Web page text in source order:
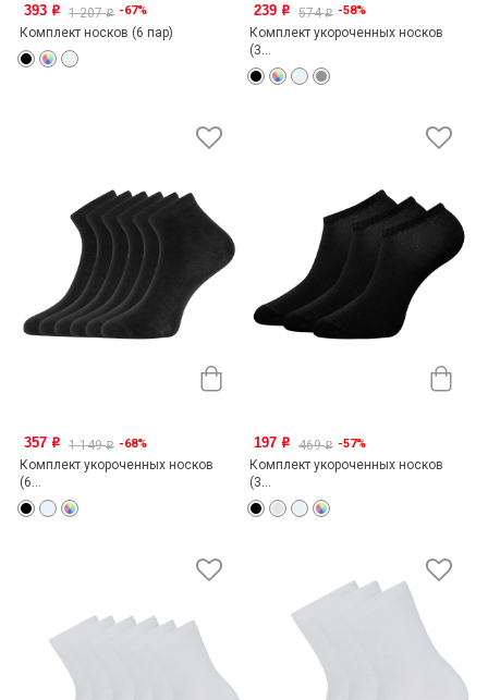
393 o 1 207o -67%
Комплект носков (6 пар)
239 o 574o -58%
Комплект укороченных носков
(3...
357 o 1 149o -68%
Комплект укороченных носков
(6...
197 o 469o -57%
Комплект укороченных носков
(3...